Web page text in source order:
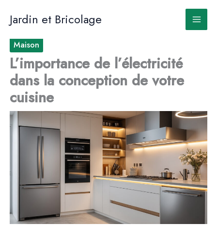
contenu
Jardin et Bricolage
Maison
L’importance de l’électricité
dans la conception de votre
cuisine